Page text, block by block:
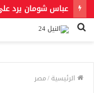
بحث
الرئيسية/مصر